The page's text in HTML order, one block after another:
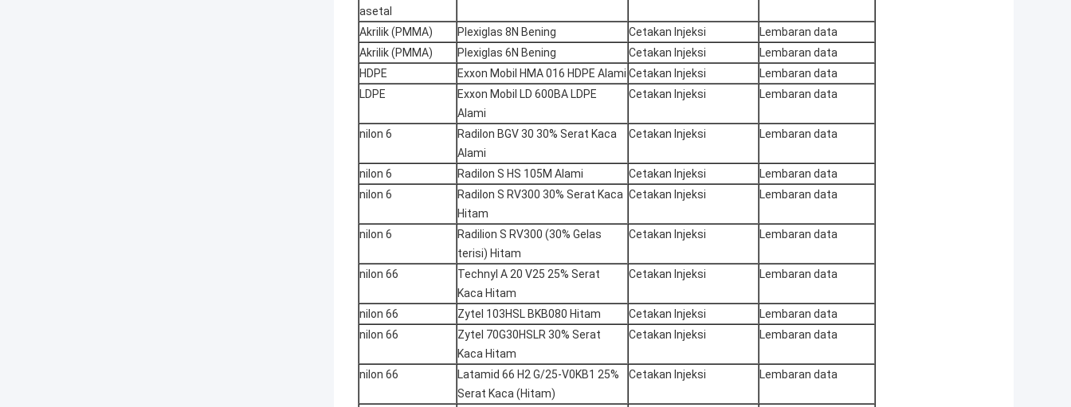
asetal
Akrilik (PMMA) Plexiglas 8N Bening Cetakan Injeksi
Lembaran data
Akrilik (PMMA)
Plexiglas 6N Bening Cetakan Injeksi
Lembaran data
HDPE
Exxon Mobil HMA 016 HDPE Alami Cetakan Injeksi
Lembaran data
LDPE
Exxon Mobil LD 600BA LDPE
Alami
Cetakan Injeksi Lembaran data
nilon 6
Radilon BGV 30 30% Serat Kaca
Alami
Cetakan Injeksi Lembaran data
nilon 6 Radilon S HS 105M Alami Cetakan Injeksi
Lembaran data
nilon 6
Radilon S RV300 30% Serat Kaca
Hitam
Cetakan Injeksi Lembaran data
nilon 6
Radilion S RV300 (30% Gelas
terisi) Hitam
Cetakan Injeksi Lembaran data
nilon 66
Technyl A 20 V25 25% Serat
Kaca Hitam
Cetakan Injeksi Lembaran data
nilon 66 Zytel 103HSL BKB080 Hitam Cetakan Injeksi
Lembaran data
nilon 66
Zytel 70G30HSLR 30% Serat
Kaca Hitam
Cetakan Injeksi Lembaran data
nilon 66
Latamid 66 H2 G/25-V0KB1 25%
Serat Kaca (Hitam)
Cetakan Injeksi Lembaran data